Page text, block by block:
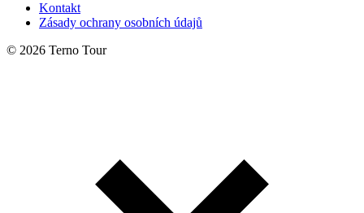
Kontakt
Zásady ochrany osobních údajů
© 2026 Terno Tour